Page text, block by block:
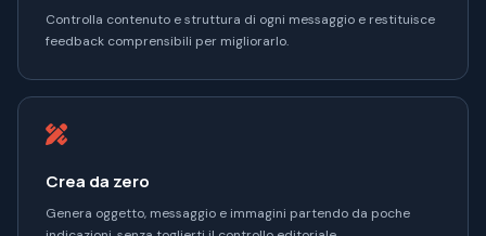
Controlla contenuto e struttura di ogni messaggio e restituisce
feedback comprensibili per migliorarlo.
Crea da zero
Genera oggetto, messaggio e immagini partendo da poche